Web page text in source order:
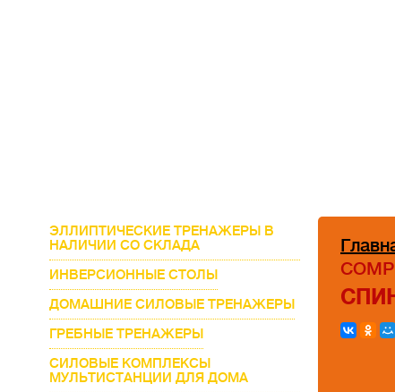
ЭЛЛИПТИЧЕСКИЕ ТРЕНАЖЕРЫ В
НАЛИЧИИ СО СКЛАДА
ИНВЕРСИОННЫЕ СТОЛЫ
ДОМАШНИЕ СИЛОВЫЕ ТРЕНАЖЕРЫ
ГРЕБНЫЕ ТРЕНАЖЕРЫ
СИЛОВЫЕ КОМПЛЕКСЫ
МУЛЬТИСТАНЦИИ ДЛЯ ДОМА